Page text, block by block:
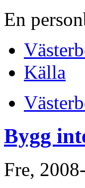
En
Källa
Bygg
Fre,